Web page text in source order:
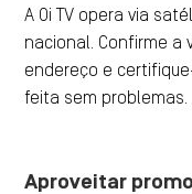
A Oi TV opera via
nacional. Confirme a
endereço e
feita sem problemas.
Aproveitar